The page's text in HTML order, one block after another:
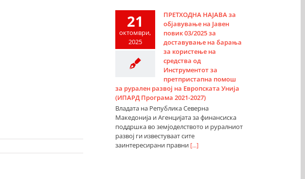
21
октомври,
2025
ПРЕТХОДНА НАЈАВА за
објавување на Јавен
повик 03/2025 за
доставување на барања
за користење на
средства од
Инструментот за
претпристапна помош
за рурален развој на Европската Унија
(ИПАРД Програма 2021-2027)
Владата на Република Северна
Македонија и Агенцијата за финансиска
поддршка во земјоделството и руралниот
развој ги известуваат сите
заинтересирани правни [...]